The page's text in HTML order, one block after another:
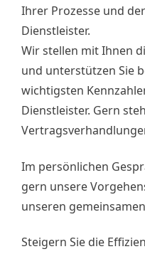
Ihrer Prozesse und
Dienstleister.
Wir stellen mit Ihnen
und unterstützen Sie
wichtigsten
Dienstleister. Gern
Im persönlichen
gern unsere
unseren
Steigern Sie die